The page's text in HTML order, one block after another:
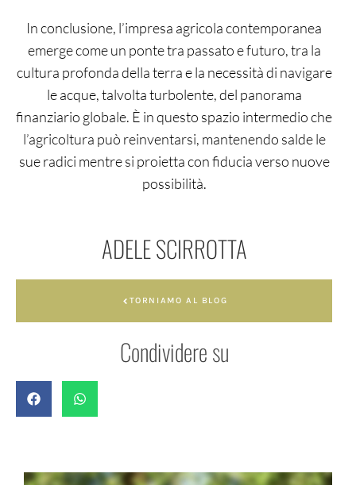
In conclusione, l’impresa agricola contemporanea
emerge come un ponte tra passato e futuro, tra la
cultura profonda della terra e la necessità di navigare
le acque, talvolta turbolente, del panorama
finanziario globale. È in questo spazio intermedio che
l’agricoltura può reinventarsi, mantenendo salde le
sue radici mentre si proietta con fiducia verso nuove
possibilità.
ADELE SCIRROTTA
TORNIAMO AL BLOG
Condividere su